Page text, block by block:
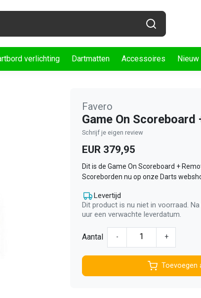
verlichting Dartmatten Accessoires Nieuw
Favero
Game On Scoreboard
Schrijf je eigen review
EUR 379,95
Dit is de Game On Scoreboard +
Scoreborden nu op onze Darts
Levertijd
Dit product is nu niet in voorraad.
uur een verwachte leverdatum.
Aantal - +
Toevoegen